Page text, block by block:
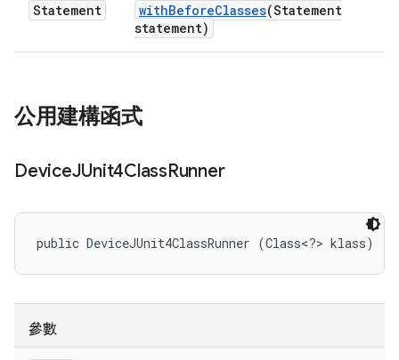
Statement withBeforeClasses(Statement
statement)
公用建構函式
DeviceJUnit4ClassRunner
public DeviceJUnit4ClassRunner (Class<?> klass)
參數